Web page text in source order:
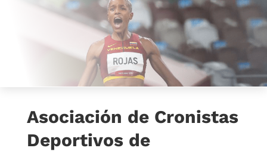
Asociación de Cronistas
Deportivos de